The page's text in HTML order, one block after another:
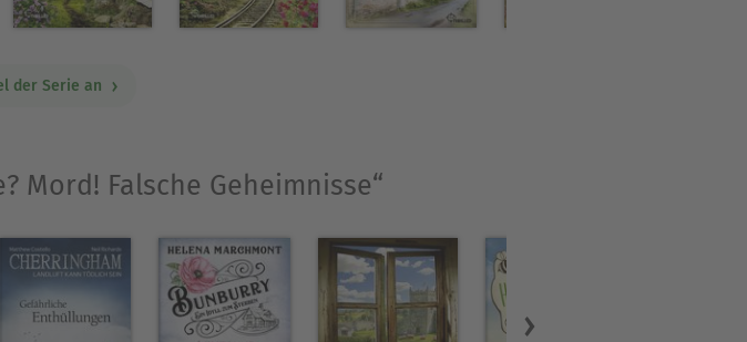
der Serie an
Mord! Falsche Geheimnisse“